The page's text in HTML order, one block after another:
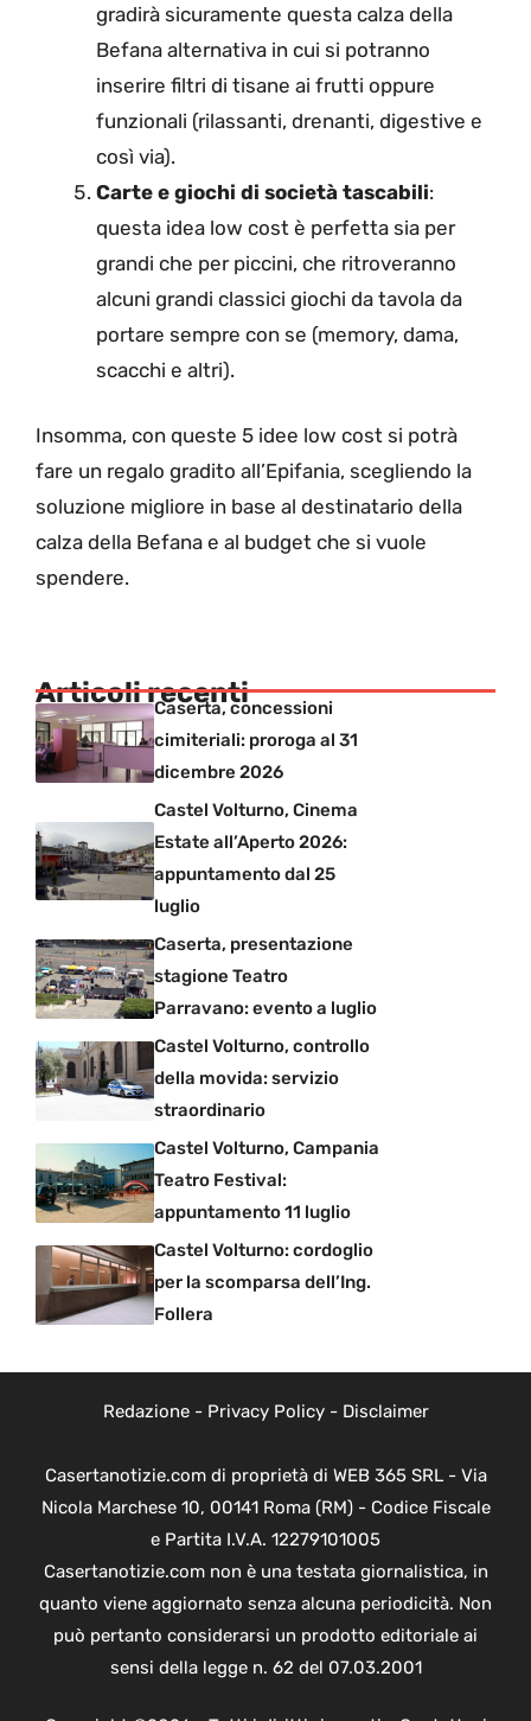
gradirà sicuramente questa calza della
Befana alternativa in cui si potranno
inserire filtri di tisane ai frutti oppure
funzionali (rilassanti, drenanti, digestive e
così via).
Carte e giochi di società tascabili:
questa idea low cost è perfetta sia per
grandi che per piccini, che ritroveranno
alcuni grandi classici giochi da tavola da
portare sempre con se (memory, dama,
scacchi e altri).
Insomma, con queste 5 idee low cost si potrà
fare un regalo gradito all’Epifania, scegliendo la
soluzione migliore in base al destinatario della
calza della Befana e al budget che si vuole
spendere.
Articoli recenti
Caserta, concessioni
cimiteriali: proroga al 31
dicembre 2026
Castel Volturno, Cinema
Estate all’Aperto 2026:
appuntamento dal 25
luglio
Caserta, presentazione
stagione Teatro
Parravano: evento a luglio
Castel Volturno, controllo
della movida: servizio
straordinario
Castel Volturno, Campania
Teatro Festival:
appuntamento 11 luglio
Castel Volturno: cordoglio
per la scomparsa dell’Ing.
Follera
Redazione- Privacy Policy- Disclaimer
Casertanotizie.com di proprietà di WEB 365 SRL - Via
Nicola Marchese 10, 00141 Roma (RM) - Codice Fiscale
e Partita I.V.A. 12279101005
Casertanotizie.com non è una testata giornalistica, in
quanto viene aggiornato senza alcuna periodicità. Non
può pertanto considerarsi un prodotto editoriale ai
sensi della legge n. 62 del 07.03.2001